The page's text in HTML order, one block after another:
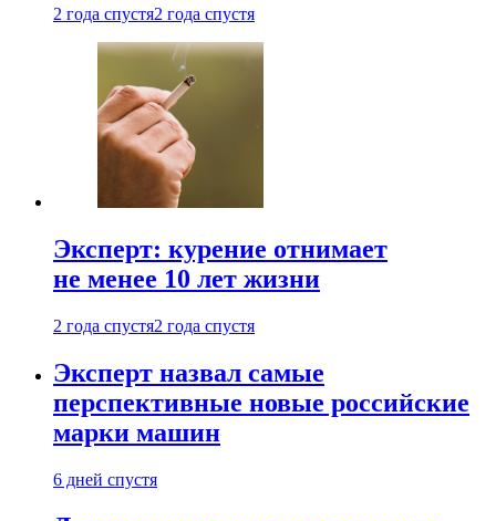
2 года спустя2 года спустя
Эксперт: курение отнимает
не менее 10 лет жизни
2 года спустя2 года спустя
Эксперт назвал самые
перспективные новые российские
марки машин
6 дней спустя